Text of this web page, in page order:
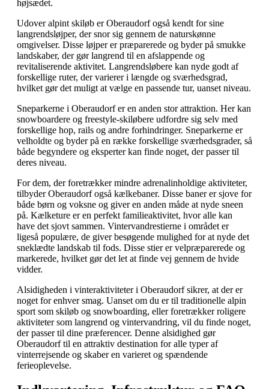
højsædet.
Udover alpint skiløb er Oberaudorf også kendt for sine
langrendsløjper, der snor sig gennem de naturskønne
omgivelser. Disse løjper er præparerede og byder på smukke
landskaber, der gør langrend til en afslappende og
revitaliserende aktivitet. Langrendsløbere kan nyde godt af
forskellige ruter, der varierer i længde og sværhedsgrad,
hvilket gør det muligt at vælge en passende tur, uanset niveau.
Sneparkerne i Oberaudorf er en anden stor attraktion. Her kan
snowboardere og freestyle-skiløbere udfordre sig selv med
forskellige hop, rails og andre forhindringer. Sneparkerne er
velholdte og byder på en række forskellige sværhedsgrader, så
både begyndere og eksperter kan finde noget, der passer til
deres niveau.
For dem, der foretrækker mindre adrenalinholdige aktiviteter,
tilbyder Oberaudorf også kælkebaner. Disse baner er sjove for
både børn og voksne og giver en anden måde at nyde sneen
på. Kælketure er en perfekt familieaktivitet, hvor alle kan
have det sjovt sammen. Vintervandrestierne i området er
ligeså populære, de giver besøgende mulighed for at nyde det
sneklædte landskab til fods. Disse stier er velpræparerede og
markerede, hvilket gør det let at finde vej gennem de hvide
vidder.
Alsidigheden i vinteraktiviteter i Oberaudorf sikrer, at der er
noget for enhver smag. Uanset om du er til traditionelle alpin
sport som skiløb og snowboarding, eller foretrækker roligere
aktiviteter som langrend og vintervandring, vil du finde noget,
der passer til dine præferencer. Denne alsidighed gør
Oberaudorf til en attraktiv destination for alle typer af
vinterrejsende og skaber en varieret og spændende
ferieoplevelse.